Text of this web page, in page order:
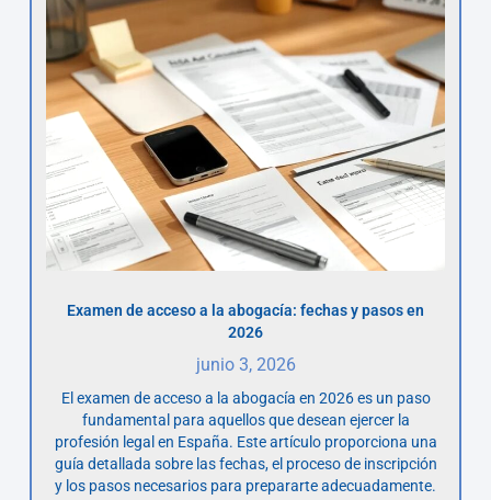
Examen de acceso a la abogacía: fechas y pasos en
2026
junio 3, 2026
El examen de acceso a la abogacía en 2026 es un paso
fundamental para aquellos que desean ejercer la
profesión legal en España. Este artículo proporciona una
guía detallada sobre las fechas, el proceso de inscripción
y los pasos necesarios para prepararte adecuadamente.